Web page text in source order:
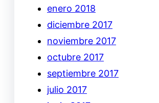
enero 2018
diciembre 2017
noviembre 2017
octubre 2017
septiembre 2017
julio 2017